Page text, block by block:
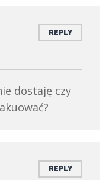
REPLY
dostaję czy
REPLY